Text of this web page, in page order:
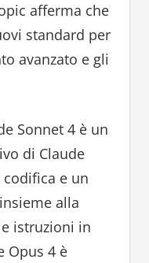
afferma che
standard per
avanzato e gli
Sonnet 4 è un
di Claude
e un
alla
istruzioni in
Opus 4 è